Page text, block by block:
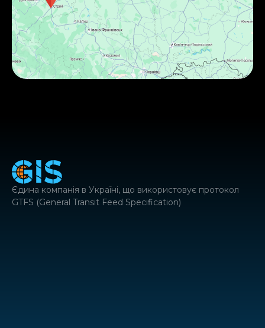
Єдина компанія в Україні, що використовує протокол
GTFS (General Transit Feed Specification)